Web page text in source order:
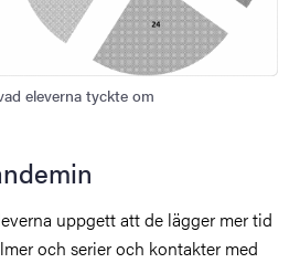
eleverna tyckte om
uppgett att de lägger mer tid
och serier och kontakter med